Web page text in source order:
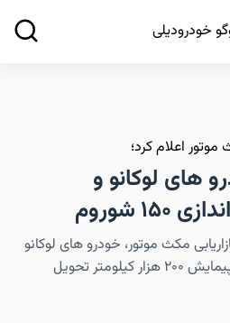
اعلام کرد؛
خودرو های لوکانو و
مکث موتور، خودرو های لوکانو
قرار است با گارانتی ۷ ساله یا پیمایش ۲۰۰ هزار کیلومتر تحویل